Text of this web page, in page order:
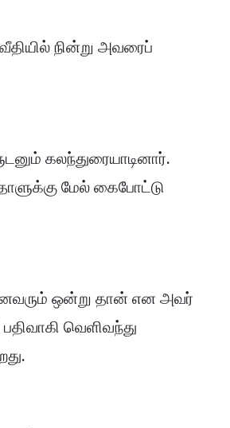
நின்று அவரைப்
கலந்துரையாடினார்.
மேல் கைபோட்டு
ஒன்று தான் என அவர்
வெளிவந்து